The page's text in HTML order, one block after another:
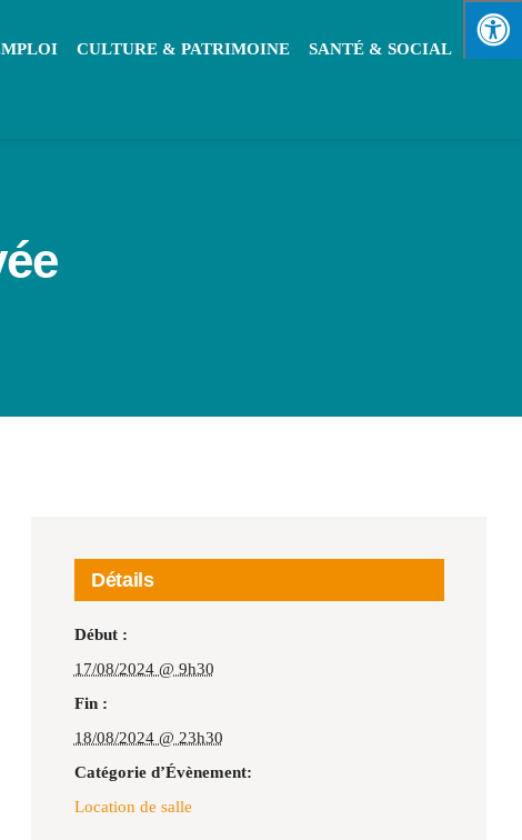
CULTURE & PATRIMOINE SANTÉ & SOCIAL
Détails
Début :
17/08/2024 @ 9h30
Fin :
18/08/2024 @ 23h30
Catégorie d’Évènement:
Location de salle